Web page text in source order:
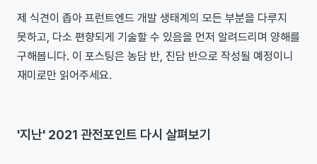
제 식견이 좁아 프런트엔드 개발 생태계의 모든 부분을 다루지
못하고, 다소 편향되게 기술할 수 있음을 먼저 알려드리며 양해를
구해봅니다. 이 포스팅은 농담 반, 진담 반으로 작성될 예정이니
재미로만 읽어주세요.
'지난' 2021 관전포인트 다시 살펴보기